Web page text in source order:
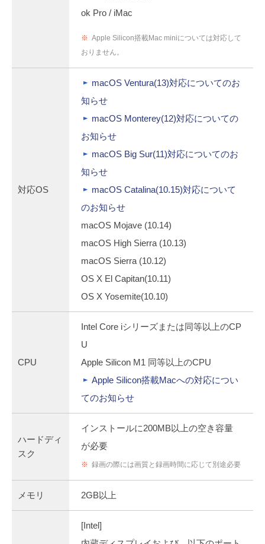
ok Pro / iMac
※ Apple Silicon搭載Mac miniについては対応して
おりません。
対応OS
macOS Ventura(13)対応についてのお
知らせ
macOS Monterey(12)対応についての
お知らせ
macOS Big Sur(11)対応についてのお
知らせ
macOS Catalina(10.15)対応について
のお知らせ
macOS Mojave (10.14)
macOS High Sierra (10.13)
macOS Sierra (10.12)
OS X El Capitan(10.11)
OS X Yosemite(10.10)
CPU
Intel Core iシリーズまたは同等以上のCP
U
Apple Silicon M1 同等以上のCPU
Apple Silicon搭載Macへの対応につい
てのお知らせ
ハードディ
スク
インストールに200MB以上の空き容量
が必要
※ 録画の際には画質と録画時間に応じて別途必要
メモリ 2GB以上
[Intel]